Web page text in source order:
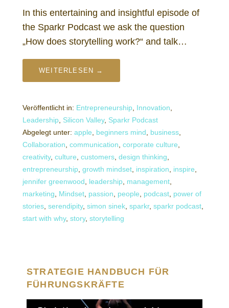
In this entertaining and insightful episode of
the Sparkr Podcast we ask the question
„How does storytelling work?“ and talk…
WEITERLESEN →
Veröffentlicht in: Entrepreneurship Innovation
Leadership Silicon Valley, Sparkr Podcast
Abgelegt unter: apple beginners mind business
Collaboration communication corporate culture
creativity, culture customers design thinking
entrepreneurship growth mindset inspiration inspire
jennifer greenwood
leadership management
marketing
Mindset passion people podcast power of
stories serendipity, simon sinek sparkr, sparkr podcast
start with why, story, storytelling
STRATEGIE HANDBUCH FÜR
FÜHRUNGSKRÄFTE